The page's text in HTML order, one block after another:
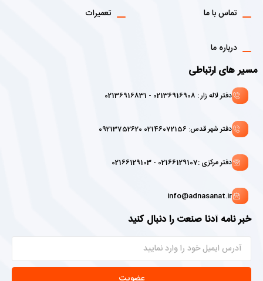
تماس با ما
درباره ما
تعمیرات
مسیر های ارتباطی
دفتر لاله زار : 02136916908 - 02136916831
دفتر شهر قدس: 02146072156 09213752620
دفتر مرکزی :02166129107 - 02166129103
info@adnasanat.ir
خبر نامه آدنا صنعت را دنبال کنید